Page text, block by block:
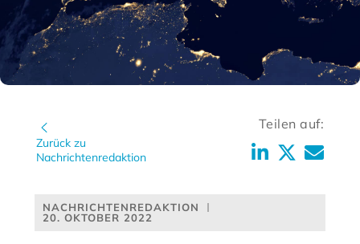
Zurück zu
Nachrichtenredaktion
Teilen auf:
NACHRICHTENREDAKTION
20. OKTOBER 2022